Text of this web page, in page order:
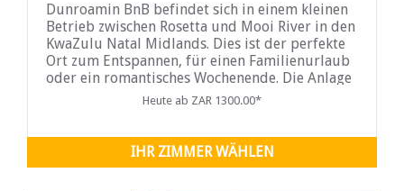
Dunroamin BnB befindet sich in einem kleinen
Betrieb zwischen Rosetta und Mooi River in den
KwaZulu Natal Midlands. Dies ist der perfekte
Ort zum Entspannen, für einen Familienurlaub
oder ein romantisches Wochenende. Die Anlage
verfügt über einen ruhigen Garten mit weitem
Heute ab ZAR 1300.00*
IHR ZIMMER WÄHLEN